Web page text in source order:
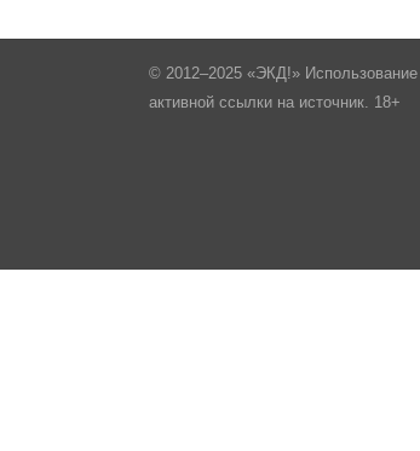
© 2012–2025 «ЭКД!»
активной ссылки на источник. 18+